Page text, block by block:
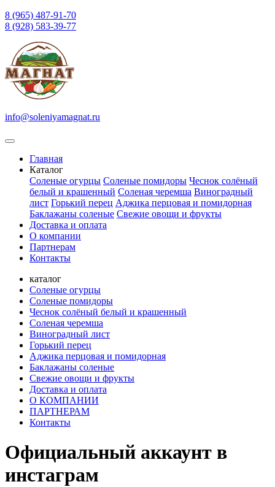
8 (965) 487-91-70
8 (928) 583-39-77
info@soleniyamagnat.ru
Главная
Каталог
Соленые огурцы Соленые помидоры Чеснок солёный
белый и крашенный Соленая черемша Виноградный
лист Горький перец Аджика перцовая и помидорная
Баклажаны соленые Свежие овощи и фрукты
Доставка и оплата
О компании
Партнерам
Контакты
каталог
Соленые огурцы
Соленые помидоры
Чеснок солёный белый и крашенный
Соленая черемша
Виноградный лист
Горький перец
Аджика перцовая и помидорная
Баклажаны соленые
Свежие овощи и фрукты
Доставка и оплата
О КОМПАНИИ
ПАРТНЕРАМ
Контакты
Официальный аккаунт в
инстаграм